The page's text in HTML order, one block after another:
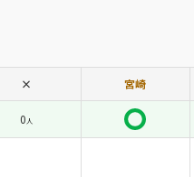
× 宮崎
0人